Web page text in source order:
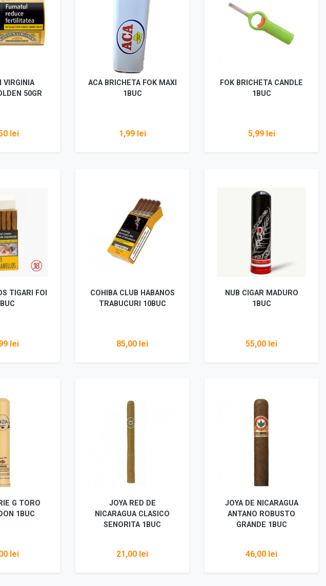
VIRGINIA
50GR
lei
ACA BRICHETA FOK MAXI
1BUC
1,99 lei
FOK BRICHETA CANDLE
1BUC
5,99 lei
TIGARI FOI
lei
COHIBA CLUB HABANOS
TRABUCURI 10BUC
85,00 lei
NUB CIGAR MADURO
1BUC
55,00 lei
G TORO
1BUC
lei
JOYA RED DE
NICARAGUA CLASICO
SENORITA 1BUC
21,00 lei
JOYA DE NICARAGUA
ANTANO ROBUSTO
GRANDE 1BUC
46,00 lei